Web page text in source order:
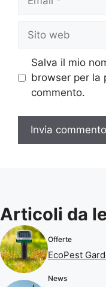
Sito
web
Salva il mio
browser per la
commento.
Articoli da
Offerte
EcoPest
News